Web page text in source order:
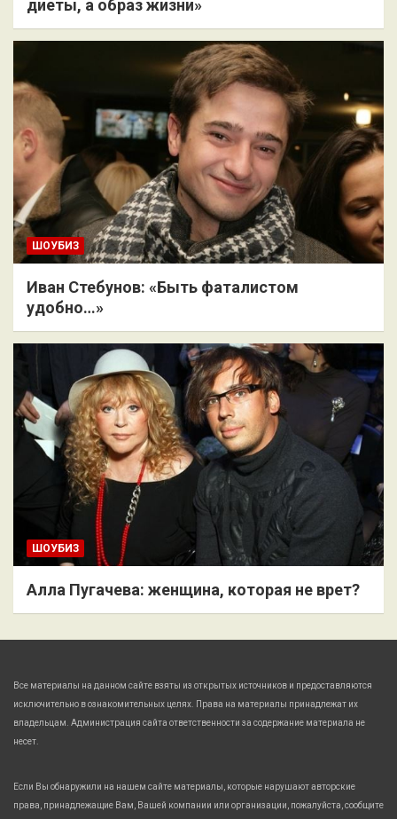
диеты, а образ жизни»
ШОУБИЗ
Иван Стебунов: «Быть фаталистом
удобно…»
ШОУБИЗ
Алла Пугачева: женщина, которая не врет?
Все материалы на данном сайте взяты из открытых источников и предоставляются
исключительно в ознакомительных целях. Права на материалы принадлежат их
владельцам. Администрация сайта ответственности за содержание материала не
несет.
Если Вы обнаружили на нашем сайте материалы, которые нарушают авторские
права, принадлежащие Вам, Вашей компании или организации, пожалуйста, сообщите